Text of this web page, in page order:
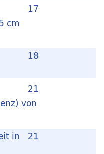
17
cm
18
21
von
21
in